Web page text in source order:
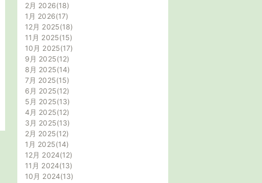
2月 2026 18
1月 2026 17
12月 2025 18
11月 2025 15
10月 2025 17
9月 2025 12
8月 2025 14
7月 2025 15
6月 2025 12
5月 2025 13
4月 2025 12
3月 2025 13
2月 2025 12
1月 2025 14
12月 2024 12
11月 2024 13
10月 2024 13